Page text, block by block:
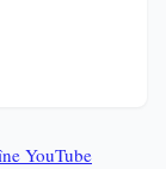
YouTube